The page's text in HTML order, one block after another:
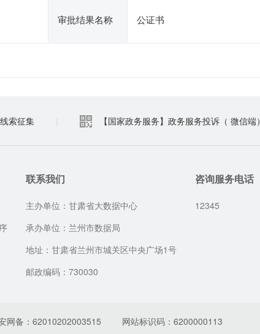
审批结果名称 公证书
线索征集 【国家政务服务】政务服务投诉（ 微信端）
联系我们
主办单位：甘肃省大数据中心
承办单位：兰州市数据局
地址：甘肃省兰州市城关区中央广场1号
邮政编码：730030
咨询服务电话
12345
网备：62010202003515 网站标识码：6200000113